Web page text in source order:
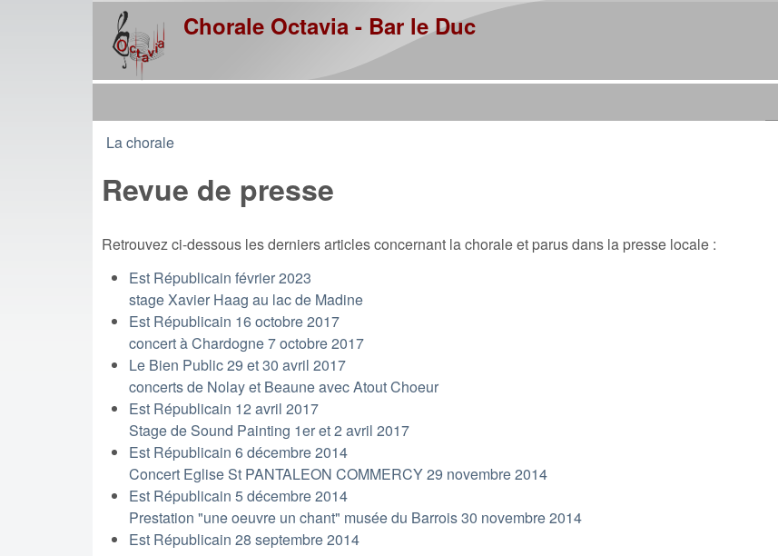
Chorale Octavia - Bar le Duc
You are here
La chorale
Revue de presse
Retrouvez ci-dessous les derniers articles concernant la chorale et parus dans la presse locale :
Est Républicain février 2023
stage Xavier Haag au lac de Madine
Est Républicain 16 octobre 2017
concert à Chardogne 7 octobre 2017
Le Bien Public 29 et 30 avril 2017
concerts de Nolay et Beaune avec Atout Choeur
Est Républicain 12 avril 2017
Stage de Sound Painting 1er et 2 avril 2017
Est Républicain 6 décembre 2014
Concert Eglise St PANTALEON COMMERCY 29 novembre 2014
Est Républicain 5 décembre 2014
Prestation "une oeuvre un chant" musée du Barrois 30 novembre 2014
Est Républicain 28 septembre 2014